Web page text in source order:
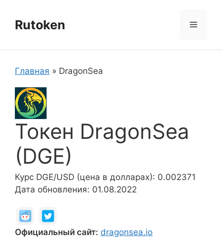
содержимому
Rutoken Меню
Главная » DragonSea
Токен DragonSea
(DGE)
Курс DGE/USD (цена в долларах): 0.002371
Дата обновления: 01.08.2022
Официальный сайт: dragonsea.io